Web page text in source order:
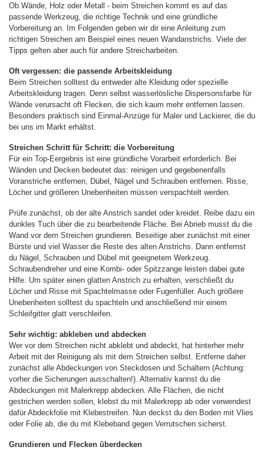
Ob Wände, Holz oder Metall - beim Streichen kommt es auf das
passende Werkzeug, die richtige Technik und eine gründliche
Vorbereitung an. Im Folgenden geben wir dir eine Anleitung zum
richtigen Streichen am Beispiel eines neuen Wandanstrichs. Viele der
Tipps gelten aber auch für andere Streicharbeiten.
Oft vergessen: die passende Arbeitskleidung
Beim Streichen solltest du entweder alte Kleidung oder spezielle
Arbeitskleidung tragen. Denn selbst wasserlösliche Dispersonsfarbe für
Wände verursacht oft Flecken, die sich kaum mehr entfernen lassen.
Besonders praktisch sind Einmal-Anzüge für Maler und Lackierer, die du
bei uns im Markt erhältst.
Streichen Schritt für Schritt: die Vorbereitung
Für ein Top-Eergebnis ist eine gründliche Vorarbeit erforderlich. Bei
Wänden und Decken bedeutet das: reinigen und gegebenenfalls
Voranstriche entfernen, Dübel, Nägel und Schrauben entfernen. Risse,
Löcher und größeren Unebenheiten müssen verspachtelt werden.
Prüfe zunächst, ob der alte Anstrich sandet oder kreidet. Reibe dazu ein
dunkles Tuch über die zu bearbeitende Fläche. Bei Abrieb musst du die
Wand vor dem Streichen grundieren. Beseitige aber zunächst mit einer
Bürste und viel Wasser die Reste des alten Anstrichs. Dann entfernst
du Nägel, Schrauben und Dübel mit geeignetem Werkzeug.
Schraubendreher und eine Kombi- oder Spitzzange leisten dabei gute
Hilfe. Um später einen glatten Anstrich zu erhalten, verschließt du
Löcher und Risse mit Spachtelmasse oder Fugenfüller. Auch größere
Unebenheiten solltest du spachteln und anschließend mir einem
Schleifgitter glatt verschleifen.
Sehr wichtig: abkleben und abdecken
Wer vor dem Streichen nicht abklebt und abdeckt, hat hinterher mehr
Arbeit mit der Reinigung als mit dem Streichen selbst. Entferne daher
zunächst alle Abdeckungen von Steckdosen und Schaltern (Achtung:
vorher die Sicherungen ausschalten!). Alternativ kannst du die
Abdeckungen mit Malerkrepp abdecken. Alle Flächen, die nicht
gestrichen werden sollen, klebst du mit Malerkrepp ab oder verwendest
dafür Abdeckfolie mit Klebestreifen. Nun deckst du den Boden mit Vlies
oder Folie ab, die du mit Klebeband gegen Verrutschen sicherst.
Grundieren und Flecken überdecken